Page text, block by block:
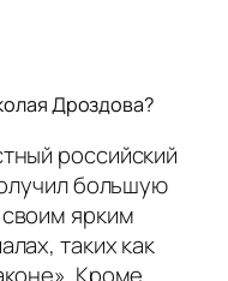
Дроздова?
российский
большую
ярким
таких как